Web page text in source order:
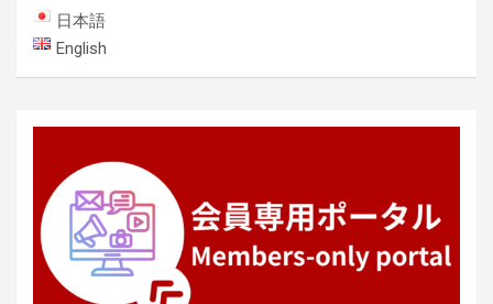
シ
日本語
English